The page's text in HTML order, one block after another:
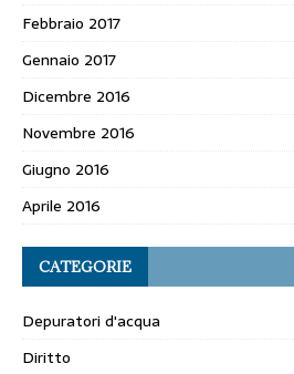
Febbraio 2017
Gennaio 2017
Dicembre 2016
Novembre 2016
Giugno 2016
Aprile 2016
CATEGORIE
Depuratori d'acqua
Diritto